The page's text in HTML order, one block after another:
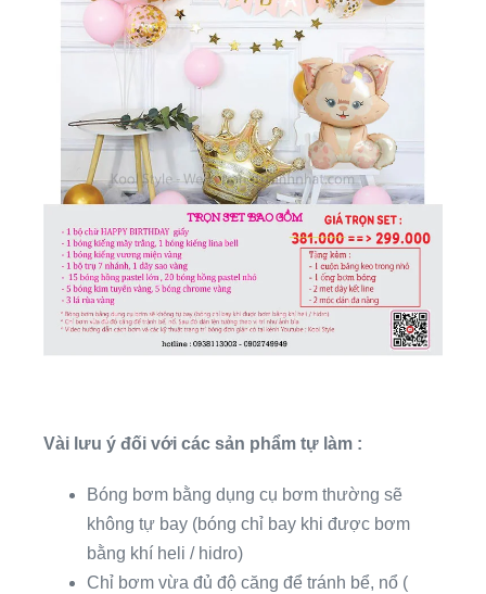
Vài lưu ý đối với các sản phẩm tự làm :
Bóng bơm bằng dụng cụ bơm thường sẽ
không tự bay (bóng chỉ bay khi được bơm
bằng khí heli / hidro)
Chỉ bơm vừa đủ độ căng để tránh bể, nổ (